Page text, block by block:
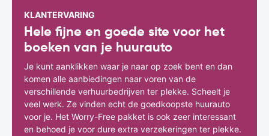
KLANTERVARING
Hele fijne en goede site voor het
boeken van je huurauto
Je kunt aanklikken waar je naar op zoek bent en dan
komen alle aanbiedingen naar voren van de
verschillende verhuurbedrijven ter plekke. Scheelt je
veel werk. Ze vinden echt de goedkoopste huurauto
voor je. Het Worry-Free pakket is ook zeer interessant
en behoed je voor dure extra verzekeringen ter plekke.